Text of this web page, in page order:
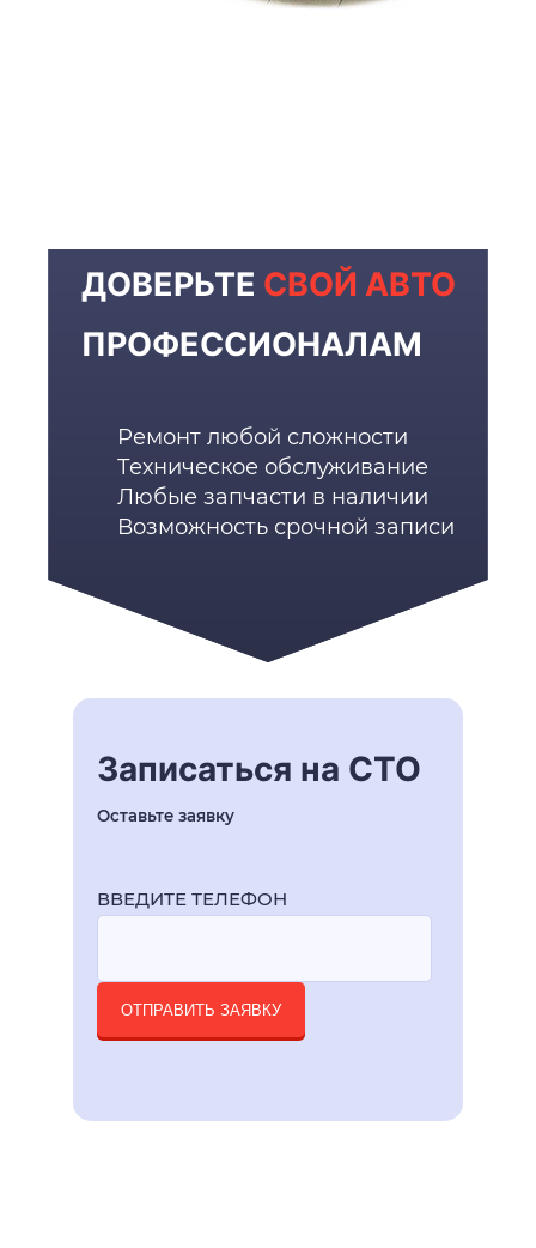
ДОВЕРЬТЕ СВОЙ АВТО
ПРОФЕССИОНАЛАМ
Ремонт любой сложности
Техническое обслуживание
Любые запчасти в наличии
Возможность срочной записи
Записаться на СТО
Оставьте заявку
ВВЕДИТЕ ТЕЛЕФОН
ОТПРАВИТЬ ЗАЯВКУ